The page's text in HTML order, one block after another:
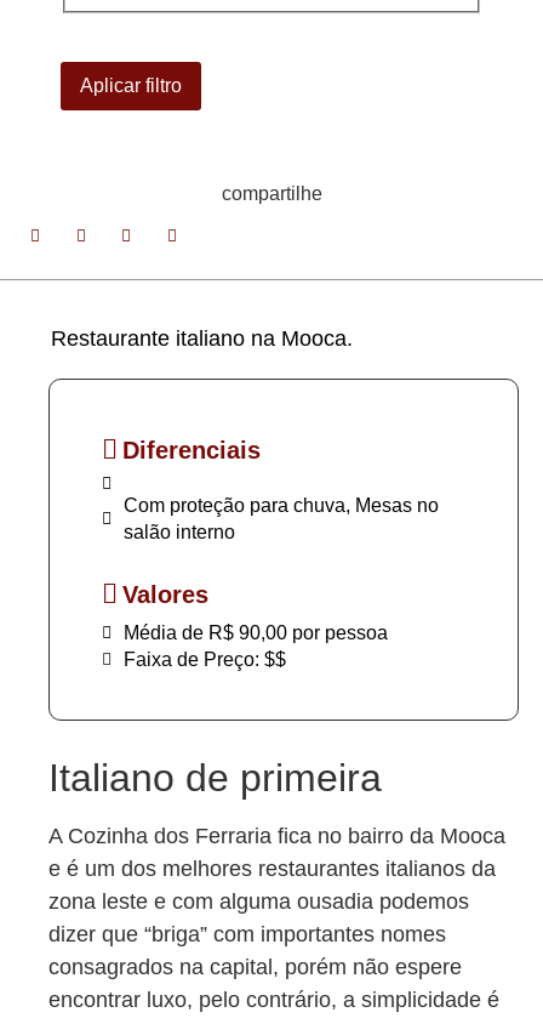
Aplicar filtro
compartilhe
Restaurante italiano na Mooca.
Diferenciais
Com proteção para chuva, Mesas no
salão interno
Valores
Média de R$ 90,00 por pessoa
Faixa de Preço: $$
Italiano de primeira
A Cozinha dos Ferraria fica no bairro da Mooca
e é um dos melhores restaurantes italianos da
zona leste e com alguma ousadia podemos
dizer que “briga” com importantes nomes
consagrados na capital, porém não espere
encontrar luxo, pelo contrário, a simplicidade é